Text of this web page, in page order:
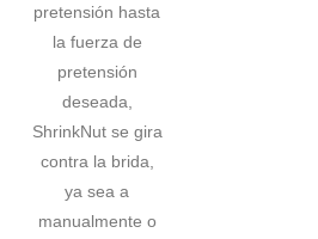
pretensión hasta
la fuerza de
pretensión
deseada,
ShrinkNut se gira
contra la brida,
ya sea a
manualmente o